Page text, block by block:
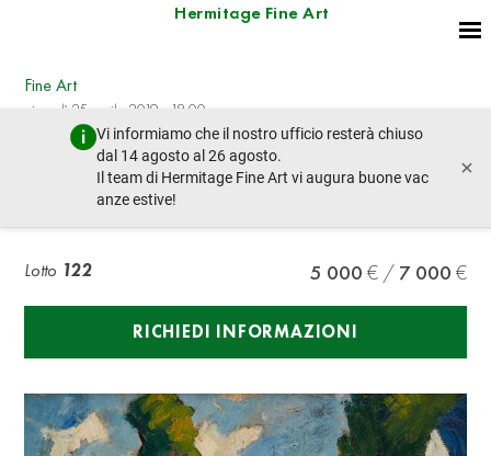
Hermitage Fine Art
Vi informiamo che il nostro ufficio resterà chiuso
dal 14 agosto al 26 agosto.
Il team di Hermitage Fine Art vi augura buone vac
anze estive!
×
Fine Art
giovedì 25 aprile 2019 - 18:00
lotto precedente lotto prossimo
René SAUTIN (1881-1968) Bastille Day, 14 July
Lotto 122 5 000 7 000
RICHIEDI INFORMAZIONI